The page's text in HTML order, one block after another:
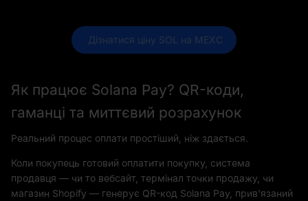
Дізнатися ціну SOL на MEXC
Як працює Solana Pay? QR-коди,
гаманці та миттєвий розрахунок
Реальний процес оплати простіший, ніж здається.
Коли покупець готовий оплатити покупку, система
продавця — чи то вебсайт, термінал точки продажу, чи
магазин Shopify — генерує QR-код Solana Pay, прив'язаний